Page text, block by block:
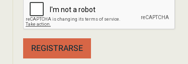
REGISTRARSE